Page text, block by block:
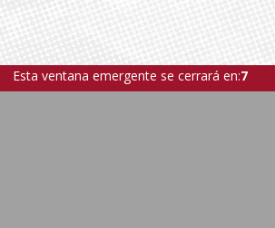
Esta ventana emergente se cerrará en:5